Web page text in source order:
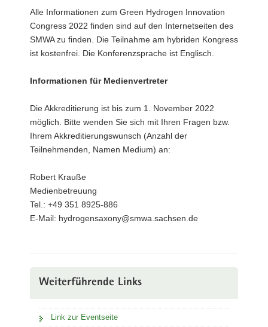
Alle Informationen zum Green Hydrogen Innovation
Congress 2022 finden sind auf den Internetseiten des
SMWA zu finden. Die Teilnahme am hybriden Kongress
ist kostenfrei. Die Konferenzsprache ist Englisch.
Informationen für Medienvertreter
Die Akkreditierung ist bis zum 1. November 2022
möglich. Bitte wenden Sie sich mit Ihren Fragen bzw.
Ihrem Akkreditierungswunsch (Anzahl der
Teilnehmenden, Namen Medium) an:
Robert Krauße
Medienbetreuung
Tel.: +49 351 8925-886
E-Mail: hydrogensaxony@smwa.sachsen.de
Weiterführende Links
Link zur Eventseite